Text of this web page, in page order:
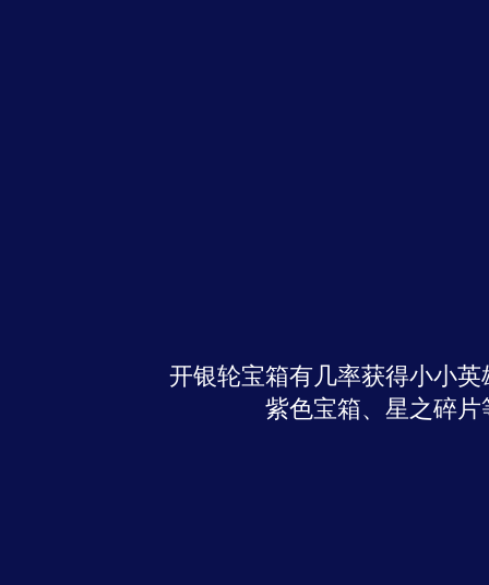
开银轮宝箱有几率获得小小
紫色宝箱、星之碎片